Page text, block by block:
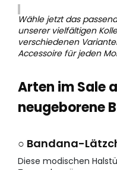
Wähle jetzt das
unserer vielfältigen
verschiedenen
Accessoire für jeden
Arten im Sale
neugeborene
○ Bandana-
Diese modischen